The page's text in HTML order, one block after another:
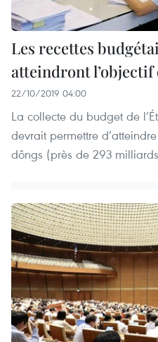
Les recettes
atteindront
22/10/2019 04:00
La collecte du budget de
devrait permettre
dôngs (près de 293